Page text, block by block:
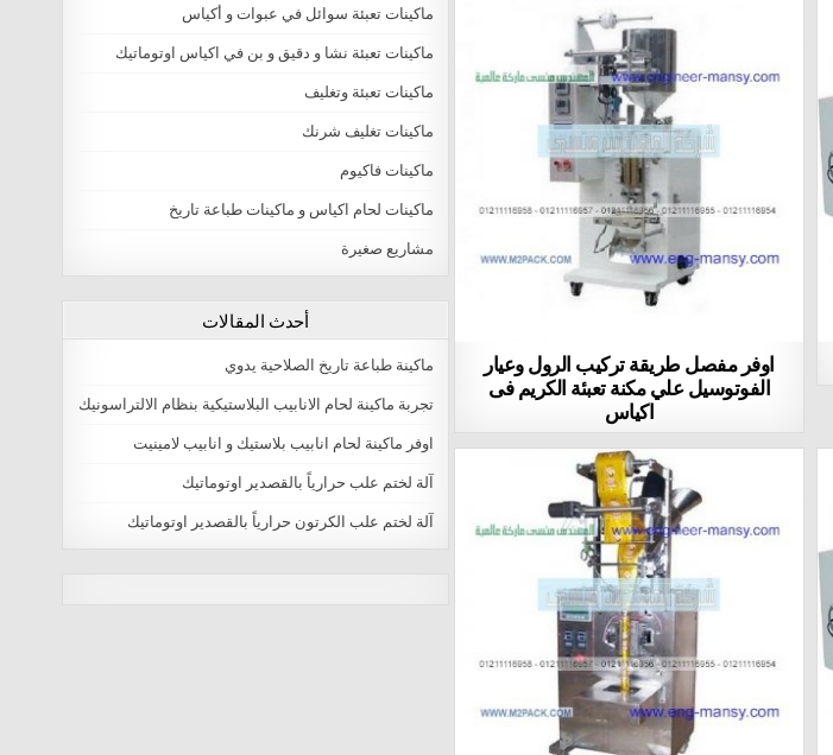
اوفر مفصل طريقة تركيب الرول وعيار
الفوتوسيل علي مكنة تعبئة الكريم فى
اكياس
ماكينات تعبئة سوائل في عبوات و أكياس
ماكينات تعبئة نشا و دقيق و بن في اكياس اوتوماتيك
ماكينات تعبئة وتغليف
ماكينات تغليف شرنك
ماكينات فاكيوم
ماكينات لحام اكياس و ماكينات طباعة تاريخ
مشاريع صغيرة
أحدث المقالات
ماكينة طباعة تاريخ الصلاحية يدوي
تجربة ماكينة لحام الانابيب البلاستيكية بنظام الالتراسونيك
اوفر ماكينة لحام انابيب بلاستيك و انابيب لامينيت
آلة لختم علب حرارياً بالقصدير اوتوماتيك
آلة لختم علب الكرتون حرارياً بالقصدير اوتوماتيك